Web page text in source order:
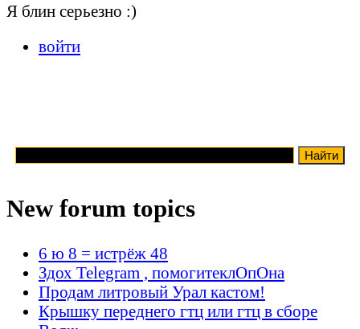
Я блин серьезно :)
войти
New forum topics
6 ю 8 = истрёж 48
Здох Telegram , помогитеклОпОна
Продам литровый Урал кастом!
Крышку переднего гтц или гтц в сборе